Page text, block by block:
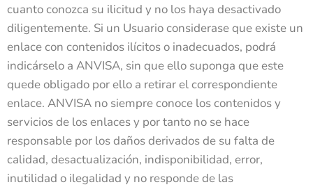
cuanto conozca su ilicitud y no los haya desactivado
diligentemente. Si un Usuario considerase que existe un
enlace con contenidos ilícitos o inadecuados, podrá
indicárselo a ANVISA, sin que ello suponga que este
quede obligado por ello a retirar el correspondiente
enlace. ANVISA no siempre conoce los contenidos y
servicios de los enlaces y por tanto no se hace
responsable por los daños derivados de su falta de
calidad, desactualización, indisponibilidad, error,
inutilidad o ilegalidad y no responde de las